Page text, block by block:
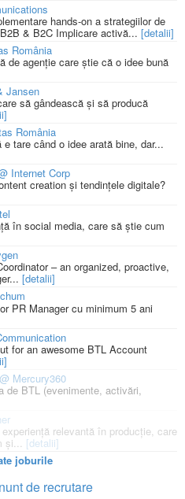
hands-on a strategiilor de
& B2C Implicare activă... [detalii]
România
de agenție care știe că o idee bună
Jansen
să gândească și să producă
România
tare când o idee arată bine, dar...
Internet Corp
creation și tendințele digitale?
în social media, care să știe cum
– an organized, proactive,
[detalii]
PR Manager cu minimum 5 ani
for an awesome BTL Account
Mercury360
de BTL (evenimente, activări,
relevantă în producție, care
și... [detalii]
joburile
de recrutare